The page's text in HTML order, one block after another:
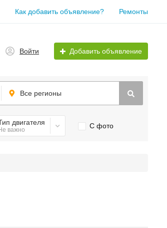
Как добавить объявление? Ремонты
Войти Добавить объявление
Все регионы
двигателя
важно С фото